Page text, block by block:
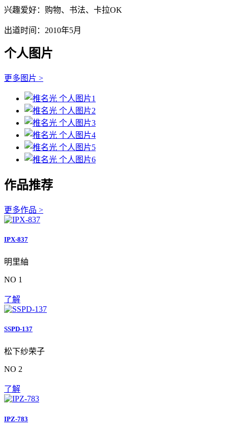
兴趣爱好：购物、书法、卡拉OK
出道时间：2010年5月
个人图片
更多图片 >
作品推荐
更多作品 >
IPX-837
明里紬
NO 1
了解
SSPD-137
松下纱荣子
NO 2
了解
IPZ-783